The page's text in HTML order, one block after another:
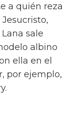
a quién reza
sale
albino
ella en el
por ejemplo,